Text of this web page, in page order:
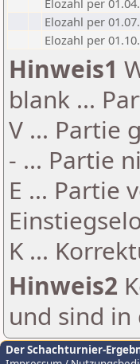
Elozahl per
Elozahl per
Elozahl per
Hinweis1
blank ...
V ... Partie
- ... Partie
E ... Partie
K ...
Hinweis2
und sind
Der Schachturnier-